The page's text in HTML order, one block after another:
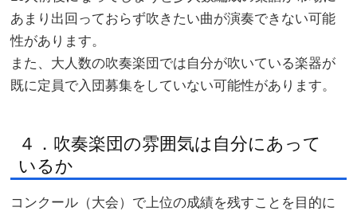
あまり出回っておらず吹きたい曲が演奏できない可能
性があります。
また、大人数の吹奏楽団では自分が吹いている楽器が
既に定員で入団募集をしていない可能性があります。
４．吹奏楽団の雰囲気は自分にあって
いるか
コンクール（大会）で上位の成績を残すことを目的に